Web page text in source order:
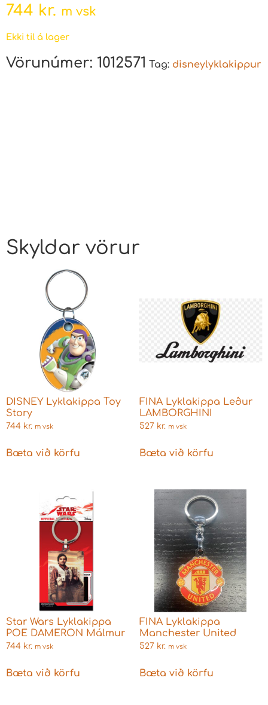
744 kr. m vsk
Ekki til á lager
Vörunúmer: 1012571 Tag: disneylyklakippur
Skyldar vörur
DISNEY Lyklakippa Toy
Story
744 kr. m vsk
Bæta við körfu
FINA Lyklakippa Leður
LAMBORGHINI
527 kr. m vsk
Bæta við körfu
Star Wars Lyklakippa
POE DAMERON Málmur
744 kr. m vsk
Bæta við körfu
FINA Lyklakippa
Manchester United
527 kr. m vsk
Bæta við körfu